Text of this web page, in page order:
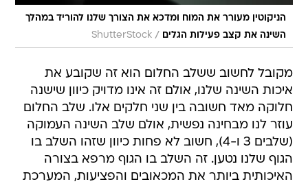
הניקוטין מעורר את המוח ומדכא את הצורך שלנו להוריד במהלך
השינה את קצב פעילות הגלים
/
ShutterStock
מקובל לחשוב ששלב החלום הוא זה שקובע את
איכות השינה שלנו, אולם זה אינו מדויק כיוון שישנה
חלוקה מאד חשובה בין שני חלקים אלו. שלב החלום
עוזר לנו מבחינה נפשית, אולם שלב השינה העמוקה
(שלבים 3 ו-4), חשוב לא פחות כיוון שזהו השלב בו
הגוף שלנו נטען. זה השלב בו הגוף מרפא בצורה
האיכותית ביותר את המכאובים והפציעות, המערכת